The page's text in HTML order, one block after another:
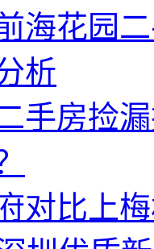
海花园
析
手房捡
对比上